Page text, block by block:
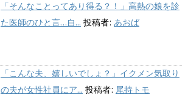
「そんなことってあり得る？！」高熱の娘を診
た医師のひと言…自... 投稿者: あおば
「こんな夫、嬉しいでしょ？」イクメン気取り
の夫が女性社員にア... 投稿者: 尾持トモ